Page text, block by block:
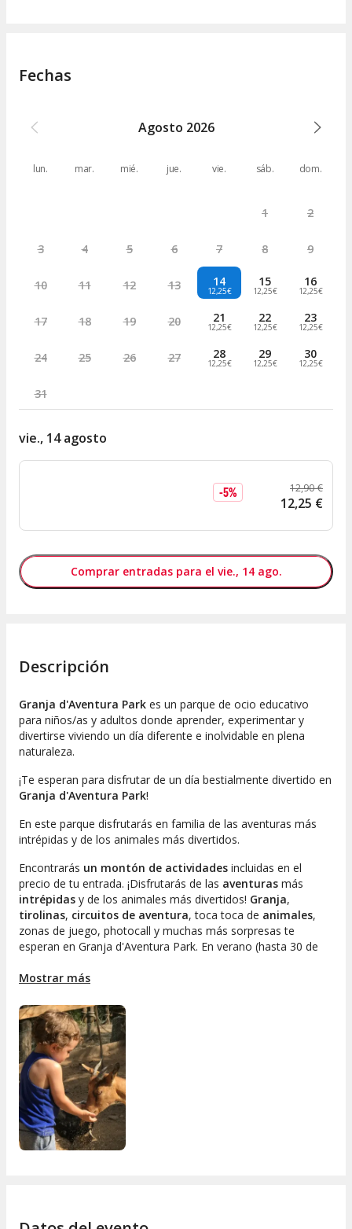
Fechas
Agosto 2026
lun. mar. mié. jue. vie. sáb. dom.
1 2
3 4 5 6 7 8 9
10 11 12 13 14
12,25€
15
12,25€
16
12,25€
17 18 19 20 21
12,25€
22
12,25€
23
12,25€
24 25 26 27 28
12,25€
29
12,25€
30
12,25€
31
vie., 14 agosto
-5% 12,90 €
12,25 €
Comprar entradas para el vie., 14 ago.
Descripción
Granja d'Aventura Park es un parque de ocio educativo
para niños/as y adultos donde aprender, experimentar y
divertirse viviendo un día diferente e inolvidable en plena
naturaleza.
¡Te esperan para disfrutar de un día bestialmente divertido en
Granja d'Aventura Park!
En este parque disfrutarás en familia de las aventuras más
intrépidas y de los animales más divertidos.
Encontrarás un montón de actividades incluidas en el
precio de tu entrada. ¡Disfrutarás de las aventuras más
intrépidas y de los animales más divertidos! Granja,
tirolinas, circuitos de aventura, toca toca de animales,
zonas de juego, photocall y muchas más sorpresas te
esperan en Granja d'Aventura Park. En verano (hasta 30 de
lo expliquen!
¡Descúbrelas en primera persona!
Y si todavía os quedan fuerzas, podéis utilizar el resto
de servicios disponibles:
Zona de picnic (puedes traer tu comida y agua; el
resto de bebidas no están permitidas)
Arenales
Cambiador
Parking
Mostrar más